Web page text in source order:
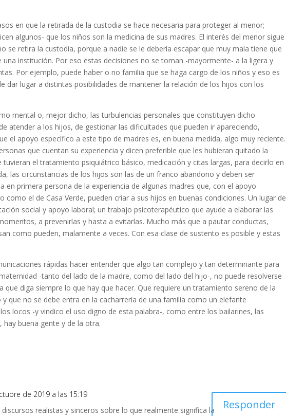
en que la retirada de la custodia se hace necesaria para proteger al menor;
algunos- que los niños son la medicina de sus madres. El interés del menor sigue
se retira la custodia, porque a nadie se le debería escapar que muy mala tiene que
una institución. Por eso estas decisiones no se toman -mayormente- a la ligera y
Por ejemplo, puede haber o no familia que se haga cargo de los niños y eso es
dar lugar a distintas posibilidades de mantener la relación de los hijos con los
mental o, mejor dicho, las turbulencias personales que constituyen dicho
atender a los hijos, de gestionar las dificultades que pueden ir apareciendo,
el apoyo específico a este tipo de madres es, en buena medida, algo muy reciente.
que cuentan su experiencia y dicen preferible que les hubieran quitado la
el tratamiento psiquiátrico básico, medicación y citas largas, para decirlo en
las circunstancias de los hijos son las de un franco abandono y deben ser
en primera persona de la experiencia de algunas madres que, con el apoyo
como el de Casa Verde, pueden criar a sus hijos en buenas condiciones. Un lugar de
social y apoyo laboral; un trabajo psicoterapéutico que ayude a elaborar las
a prevenirlas y hasta a evitarlas. Mucho más que a pautar conductas,
como pueden, malamente a veces. Con esa clase de sustento es posible y estas
rápidas hacer entender que algo tan complejo y tan determinante para
-tanto del lado de la madre, como del lado del hijo-, no puede resolverse
que diga siempre lo que hay que hacer. Que requiere un tratamiento sereno de la
que no se debe entra en la cacharrería de una familia como un elefante
locos -y vindico el uso digno de esta palabra-, como entre los bailarines, las
buena gente y de la otra.
de 2019 a las 15:19
realistas y sinceros sobre lo que realmente significa la
Responder